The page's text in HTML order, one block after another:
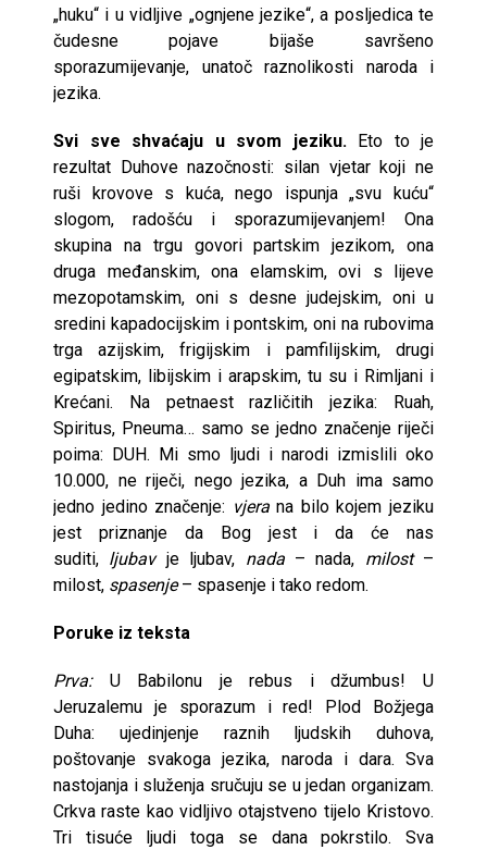
„huku“ i u vidljive „ognjene jezike“, a posljedica te
čudesne pojave bijaše savršeno
sporazumijevanje, unatoč raznolikosti naroda i
jezika.
Svi sve shvaćaju u svom jeziku.Eto to je
rezultat Duhove nazočnosti: silan vjetar koji ne
ruši krovove s kuća, nego ispunja „svu kuću“
slogom, radošću i sporazumijevanjem! Ona
skupina na trgu govori partskim jezikom, ona
druga međanskim, ona elamskim, ovi s lijeve
mezopotamskim, oni s desne judejskim, oni u
sredini kapadocijskim i pontskim, oni na rubovima
trga azijskim, frigijskim i pamfilijskim, drugi
egipatskim, libijskim i arapskim, tu su i Rimljani i
Krećani. Na petnaest različitih jezika: Ruah,
Spiritus, Pneuma… samo se jedno značenje riječi
poima: DUH. Mi smo ljudi i narodi izmislili oko
10.000, ne riječi, nego jezika, a Duh ima samo
jedno jedino značenje: vjerana bilo kojem jeziku
jest priznanje da Bog jest i da će nas
suditi, ljubavje ljubav, nada– nada, milost–
milost, spasenje– spasenje i tako redom.
Poruke iz teksta
Prva:U Babilonu je rebus i džumbus! U
Jeruzalemu je sporazum i red! Plod Božjega
Duha: ujedinjenje raznih ljudskih duhova,
poštovanje svakoga jezika, naroda i dara. Sva
nastojanja i služenja sručuju se u jedan organizam.
Crkva raste kao vidljivo otajstveno tijelo Kristovo.
Tri tisuće ljudi toga se dana pokrstilo. Sva